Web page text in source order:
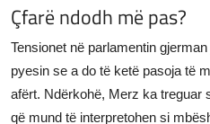
Çfarë ndodh më pas?
Tensionet në parlamentin
pyesin se a do të ketë pasoja të
afërt. Ndërkohë, Merz ka treguar
që mund të interpretohen si